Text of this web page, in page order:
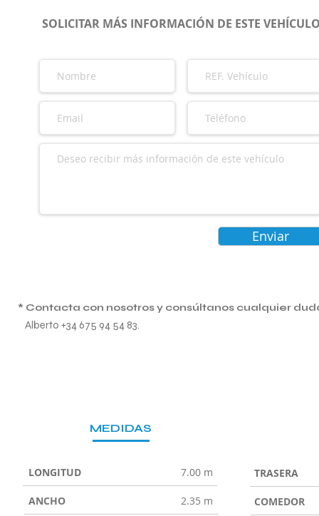
SOLICITAR MÁS INFORMACIÓN DE ESTE
Enviar
* Contacta con nosotros y consúltanos cualquier
Alberto +34 675 94 54 83.
MEDIDAS
LONGITUD 7.00 m
ANCHO 2.35 m
TRASERA
COMEDOR